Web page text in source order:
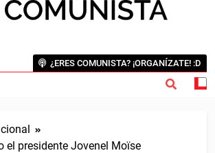
¿ERES COMUNISTA? ¡ORGANÍZATE! :D
el presidente Jovenel Moïse